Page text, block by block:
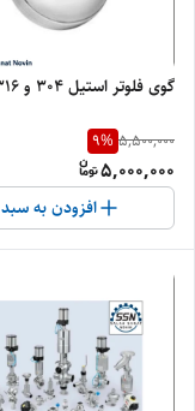
گوی فلوتر استیل ۳۰۴ و ۳۱۶
5,500,000
9%
5,000,000
افزودن به سبد